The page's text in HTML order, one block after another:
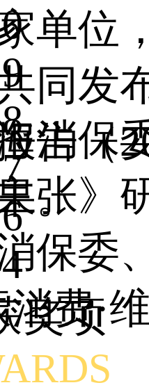
单位，
同发
告（
。
消保
张》
保委
费·
奖项